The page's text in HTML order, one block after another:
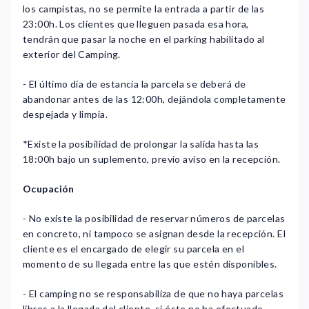
los campistas, no se permite la entrada a partir de las
23:00h. Los clientes que lleguen pasada esa hora,
tendrán que pasar la noche en el parking habilitado al
exterior del Camping.
- El último día de estancia la parcela se deberá de
abandonar antes de las 12:00h, dejándola completamente
despejada y limpia.
*Existe la posibilidad de prolongar la salida hasta las
18:00h bajo un suplemento, previo aviso en la recepción.
Ocupación
- No existe la posibilidad de reservar números de parcelas
en concreto, ni tampoco se asignan desde la recepción. El
cliente es el encargado de elegir su parcela en el
momento de su llegada entre las que estén disponibles.
- El camping no se responsabiliza de que no haya parcelas